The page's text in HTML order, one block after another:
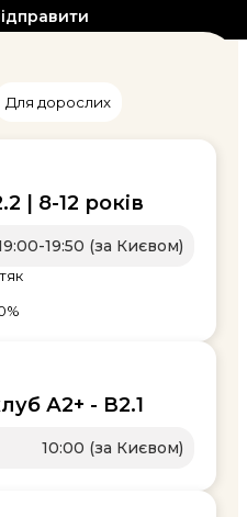
Для дорослих
| 8-12 років
19:50 (за Києвом)
А2+ - В2.1
10:00 (за Києвом)